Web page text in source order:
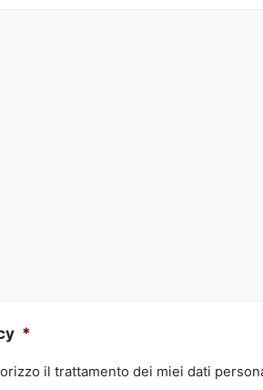
*
il trattamento dei miei dati